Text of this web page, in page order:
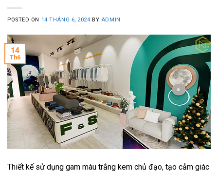
POSTED ON 14 THÁNG 6, 2024 BY ADMIN
14
Th6
Thiết kế sử dụng gam màu trắng kem chủ đạo, tạo cảm giác